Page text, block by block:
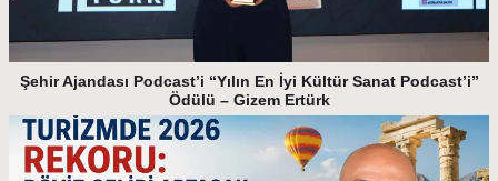
Şehir Ajandası Podcast’i “Yılın En İyi Kültür Sanat Podcast’i”
Ödülü – Gizem Ertürk